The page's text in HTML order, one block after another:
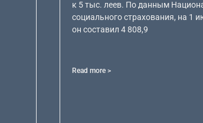
к 5 тыс. леев. По данным
социального страхования, на 1
он составил 4 808,9
Read more >